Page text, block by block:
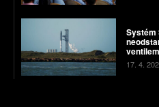
Systém
ventilem
17. 4.